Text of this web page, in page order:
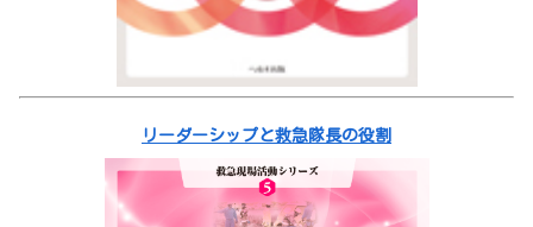
リーダーシップと救急隊長の役割